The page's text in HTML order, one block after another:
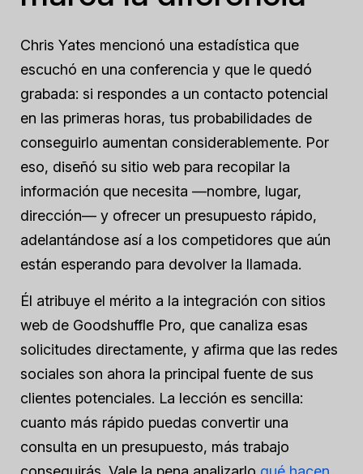
Chris Yates mencionó una estadística que
escuchó en una conferencia y que le quedó
grabada: si respondes a un contacto potencial
en las primeras horas, tus probabilidades de
conseguirlo aumentan considerablemente. Por
eso, diseñó su sitio web para recopilar la
información que necesita —nombre, lugar,
dirección— y ofrecer un presupuesto rápido,
adelantándose así a los competidores que aún
están esperando para devolver la llamada.
Él atribuye el mérito a la integración con sitios
web de Goodshuffle Pro, que canaliza esas
solicitudes directamente, y afirma que las redes
sociales son ahora la principal fuente de sus
clientes potenciales. La lección es sencilla:
cuanto más rápido puedas convertir una
consulta en un presupuesto, más trabajo